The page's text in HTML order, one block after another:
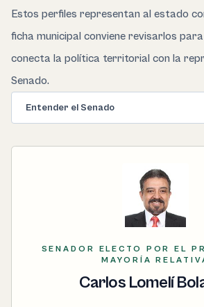
Estos perfiles representan al estado
ficha municipal conviene revisarlos
conecta la política territorial con la
Senado.
Entender el Senado
SENADOR ELECTO POR EL
MAYORÍA
Carlos Lomelí